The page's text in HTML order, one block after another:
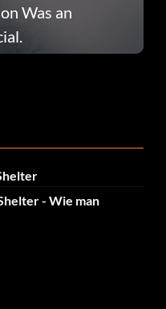
Was an
- Wie man